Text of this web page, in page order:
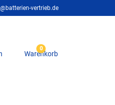
vertrieb.de
0
Warenkorb